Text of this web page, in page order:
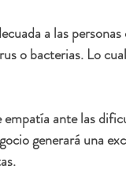
a las personas
o bacterias. Lo
ante las
generará una